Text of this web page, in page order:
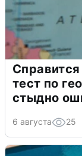
тест по
стыдно
6 августа 25